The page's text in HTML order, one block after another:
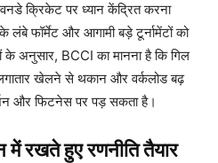
क्रिकेट पर ध्यान केंद्रित करना
लंबे फॉर्मेट और आगामी बड़े टूर्नामेंटों को
के अनुसार, BCCI का मानना है कि गिल
खेलने से थकान और वर्कलोड बढ़
और फिटनेस पर पड़ सकता है।
में रखते हुए रणनीति तैयार